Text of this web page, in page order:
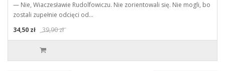
— Nie, Wiaczesławie Rudolfowiczu. Nie zorientowali się. Nie mogli, bo
zostali zupełnie odcięci od…
34,50 zł
39,90 zł